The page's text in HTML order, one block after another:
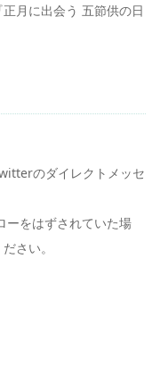
月に出会う 五節供の日
のダイレクトメッセ
をはずされていた場
さい。